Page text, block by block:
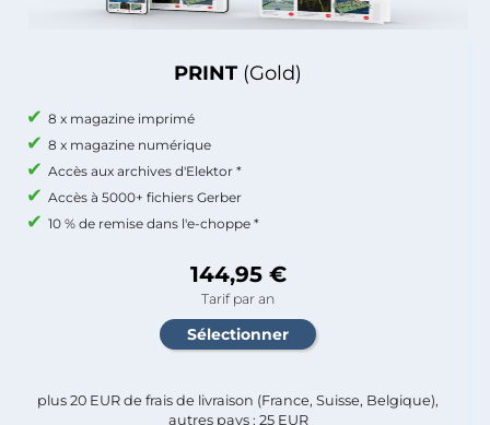
PRINT (Gold)
8 x magazine imprimé
8 x magazine numérique
Accès aux archives d'Elektor *
Accès à 5000+ fichiers Gerber
10 % de remise dans l'e-choppe *
144,95 €
Tarif par an
plus 20 EUR de frais de livraison (France, Suisse, Belgique),
autres pays : 25 EUR